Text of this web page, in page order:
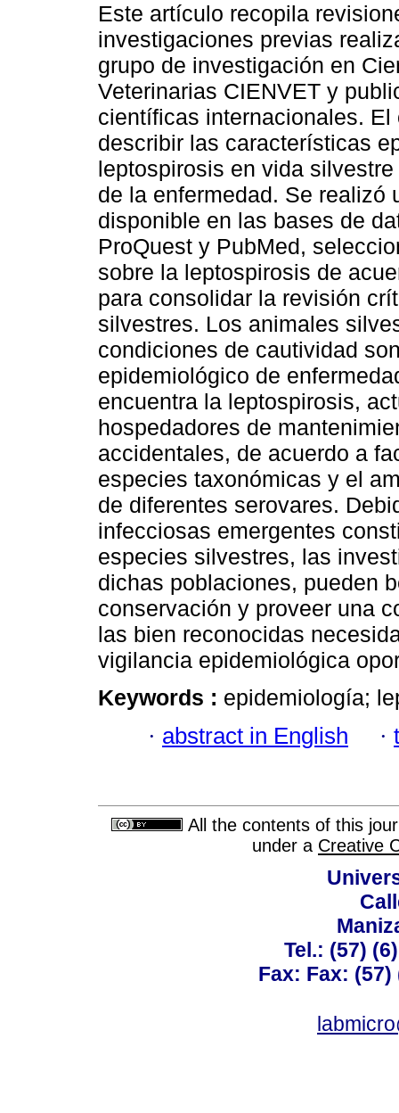
Este artículo recopila
investigaciones previas
grupo de investigación en
Veterinarias CIENVET y
científicas internacionales. El
describir las características
leptospirosis en vida
de la enfermedad. Se realizó
disponible en las bases de
ProQuest y PubMed,
sobre la leptospirosis de
para consolidar la revisión
silvestres. Los animales
condiciones de cautividad
epidemiológico de
encuentra la leptospirosis,
hospedadores de
accidentales, de acuerdo a
especies taxonómicas y el
de diferentes serovares.
infecciosas emergentes
especies silvestres, las
dichas poblaciones, pueden
conservación y proveer una
las bien reconocidas
vigilancia epidemiológica
Keywords : epidemiología;
· abstract in English ·
All the contents of this
under a Creative
Tel.: (57)
Fax: Fax: (57)